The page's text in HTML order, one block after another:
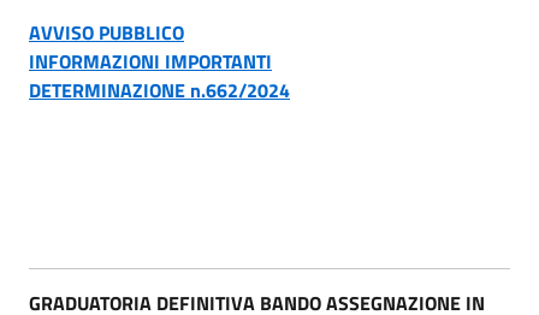
AVVISO PUBBLICO
INFORMAZIONI IMPORTANTI
DETERMINAZIONE n.662/2024
GRADUATORIA DEFINITIVA BANDO ASSEGNAZIONE IN